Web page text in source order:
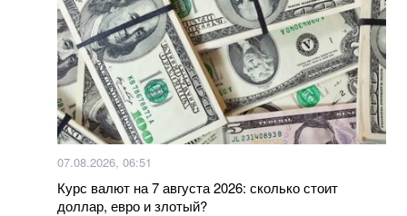
07.08.2026, 06:51
Курс валют на 7 августа 2026: сколько стоит
доллар, евро и злотый?